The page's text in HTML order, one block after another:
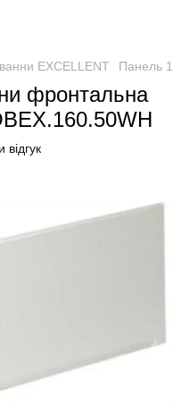
EXCELLENT Панель
фронтальна
відгук